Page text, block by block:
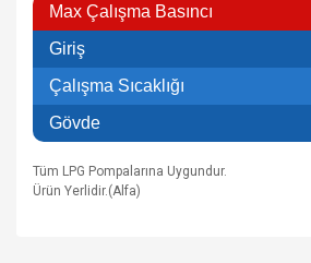
Max Çalışma Basıncı
Giriş
Çalışma Sıcaklığı
Gövde
Tüm LPG Pompalarına Uygundur.
Ürün Yerlidir.(Alfa)